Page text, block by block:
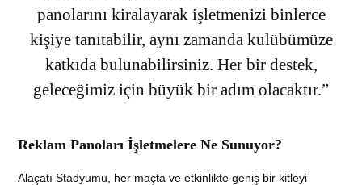
panolarını kiralayarak işletmenizi binlerce
kişiye tanıtabilir, aynı zamanda kulübümüze
katkıda bulunabilirsiniz. Her bir destek,
geleceğimiz için büyük bir adım olacaktır.”
Reklam Panoları İşletmelere Ne Sunuyor?
Alaçatı Stadyumu, her maçta ve etkinlikte geniş bir kitleyi